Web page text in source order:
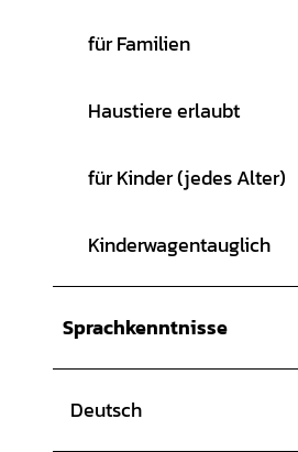
für Familien
Haustiere erlaubt
für Kinder (jedes Alter)
Kinderwagentauglich
Sprachkenntnisse
Deutsch